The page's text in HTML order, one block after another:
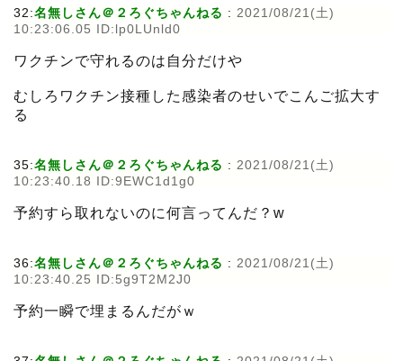
32:名無しさん＠２ろぐちゃんねる : 2021/08/21(土)
10:23:06.05 ID:lp0LUnld0
ワクチンで守れるのは自分だけや
むしろワクチン接種した感染者のせいでこんご拡大す
る
35:名無しさん＠２ろぐちゃんねる : 2021/08/21(土)
10:23:40.18 ID:9EWC1d1g0
予約すら取れないのに何言ってんだ？w
36:名無しさん＠２ろぐちゃんねる : 2021/08/21(土)
10:23:40.25 ID:5g9T2M2J0
予約一瞬で埋まるんだがｗ